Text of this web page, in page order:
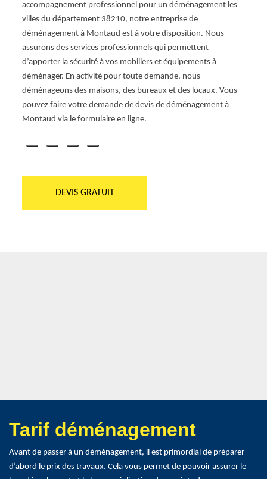
accompagnement professionnel pour un déménagement les
villes du département 38210, notre entreprise de
déménagement à Montaud est à votre disposition. Nous
assurons des services professionnels qui permettent
d’apporter la sécurité à vos mobiliers et équipements à
déménager. En activité pour toute demande, nous
déménageons des maisons, des bureaux et des locaux. Vous
pouvez faire votre demande de devis de déménagement à
Montaud via le formulaire en ligne.
DEVIS GRATUIT
Tarif déménagement
Avant de passer à un déménagement, il est primordial de préparer
d’abord le prix des travaux. Cela vous permet de pouvoir assurer le